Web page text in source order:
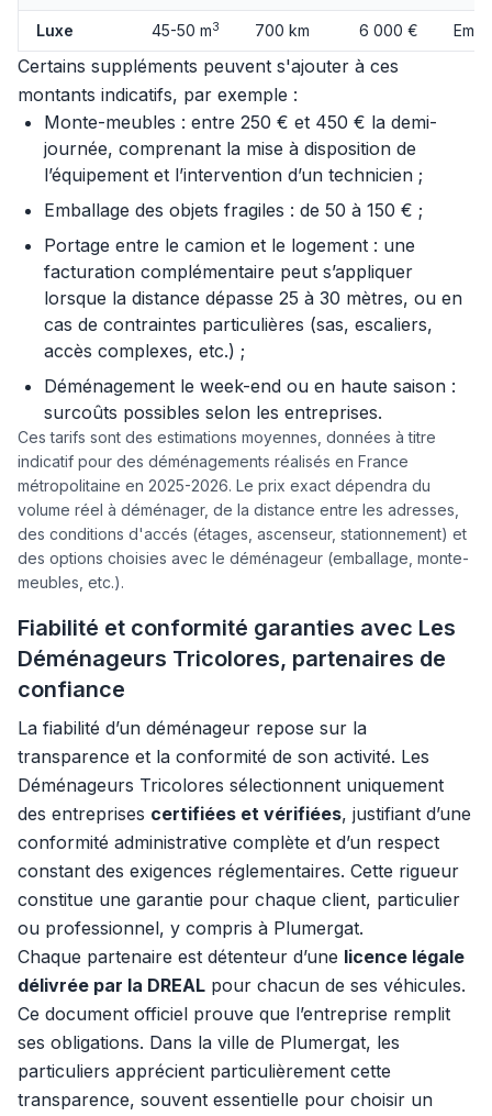
Luxe 45-50 m3 700 km 6 000 €
Certains suppléments peuvent s'ajouter à ces
montants indicatifs, par exemple :
Monte-meubles : entre 250 € et 450 € la demi-
journée, comprenant la mise à disposition de
l’équipement et l’intervention d’un technicien ;
Emballage des objets fragiles : de 50 à 150 € ;
Portage entre le camion et le logement : une
facturation complémentaire peut s’appliquer
lorsque la distance dépasse 25 à 30 mètres, ou en
cas de contraintes particulières (sas, escaliers,
accès complexes, etc.) ;
Déménagement le week-end ou en haute saison :
surcoûts possibles selon les entreprises.
Ces tarifs sont des estimations moyennes, données à titre
indicatif pour des déménagements réalisés en France
métropolitaine en 2025-2026. Le prix exact dépendra du
volume réel à déménager, de la distance entre les adresses,
des conditions d'accés (étages, ascenseur, stationnement) et
des options choisies avec le déménageur (emballage, monte-
meubles, etc.).
Fiabilité et conformité garanties avec Les
Déménageurs Tricolores, partenaires de
confiance
La fiabilité d’un déménageur repose sur la
transparence et la conformité de son activité. Les
Déménageurs Tricolores sélectionnent uniquement
des entreprises certifiées et vérifiées, justifiant d’une
conformité administrative complète et d’un respect
constant des exigences réglementaires. Cette rigueur
constitue une garantie pour chaque client, particulier
ou professionnel, y compris à Plumergat.
Chaque partenaire est détenteur d’une licence légale
délivrée par la DREAL pour chacun de ses véhicules.
Ce document officiel prouve que l’entreprise remplit
ses obligations. Dans la ville de Plumergat, les
particuliers apprécient particulièrement cette
transparence, souvent essentielle pour choisir un